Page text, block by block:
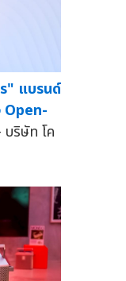
" แบรนด์
Open-
ริษัท โค